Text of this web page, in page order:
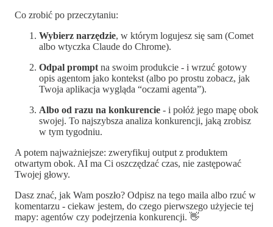
Co zrobić po przeczytaniu:
Wybierz narzędzie, w którym logujesz się sam (Comet
albo wtyczka Claude do Chrome).
Odpal prompt na swoim produkcie - i wrzuć gotowy
opis agentom jako kontekst (albo po prostu zobacz, jak
Twoja aplikacja wygląda “oczami agenta”).
Albo od razu na konkurencie - i połóż jego mapę obok
swojej. To najszybsza analiza konkurencji, jaką zrobisz
w tym tygodniu.
A potem najważniejsze: zweryfikuj output z produktem
otwartym obok. AI ma Ci oszczędzać czas, nie zastępować
Twojej głowy.
Dasz znać, jak Wam poszło? Odpisz na tego maila albo rzuć w
komentarzu - ciekaw jestem, do czego pierwszego użyjecie tej
mapy: agentów czy podejrzenia konkurencji. 👋